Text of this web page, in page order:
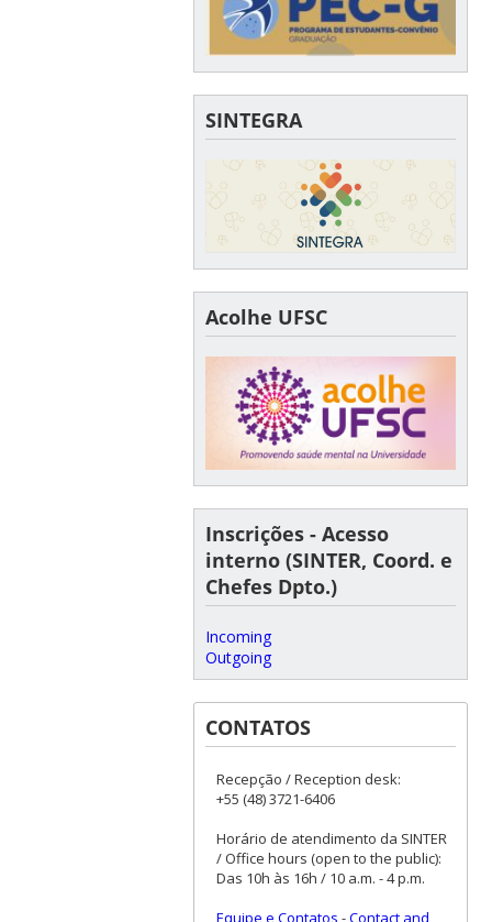
SINTEGRA
Acolhe UFSC
Inscrições - Acesso
interno (SINTER, Coord. e
Chefes Dpto.)
Incoming
Outgoing
CONTATOS
Recepção / Reception desk:
+55 (48) 3721-6406
Horário de atendimento da SINTER
/ Office hours (open to the public):
Das 10h às 16h / 10 a.m. - 4 p.m.
Equipe e Contatos -Contact and